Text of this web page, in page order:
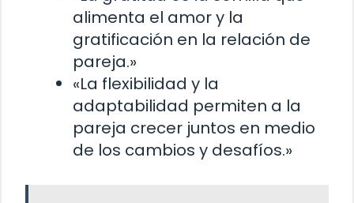
alimenta el amor y la
gratificación en la relación de
pareja.»
«La flexibilidad y la
adaptabilidad permiten a la
pareja crecer juntos en medio
de los cambios y desafíos.»